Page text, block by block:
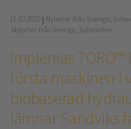
11.02.2022 | Nyheter från Sverige,
Nyheter från Sverige, Schweden
Implenias TORO™
första maskinen i
biobaserad
lämnar Sandviks